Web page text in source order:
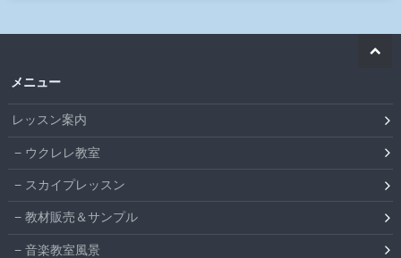
メニュー
レッスン案内
ウクレレ教室
スカイプレッスン
教材販売＆サンプル
音楽教室風景